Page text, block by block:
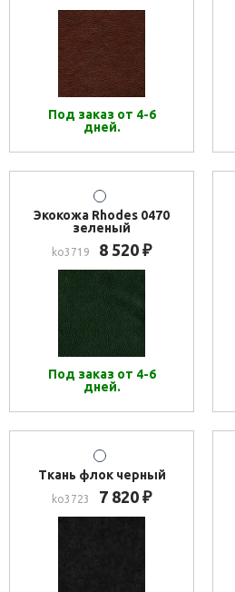
Под заказ от 4-6
дней.
Экокожа Rhodes 0470
зеленый
ko3719 8 520 ₽
Под заказ от 4-6
дней.
Ткань флок черный
ko3723 7 820 ₽